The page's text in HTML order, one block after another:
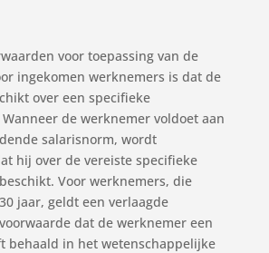
voor toepassing van de
ingekomen werknemers is dat de
over een specifieke
de werknemer voldoet aan
salarisnorm, wordt
hij over de vereiste specifieke
Voor werknemers, die
jaar, geldt een verlaagde
dat de werknemer een
behaald in het wetenschappelijke